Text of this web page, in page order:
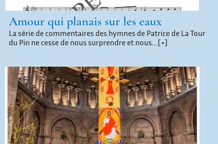
Amour qui planais sur les eaux
La série de commentaires des hymnes de Patrice de La Tour
du Pin ne cesse de nous surprendre et nous… [+]